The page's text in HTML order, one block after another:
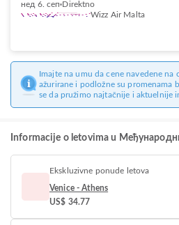
нед 6. сеп Direktno
Wizz Air Malta
Imajte na umu da cene navedene na
ažurirane i podložne su promenama
se da pružimo najtačnije i aktuelnije
Informacije o letovima u
Ekskluzivne ponude letova
Venice - Athens
US$ 34.77